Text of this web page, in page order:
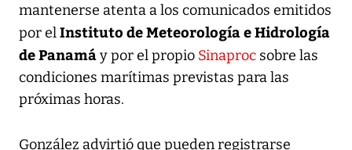
mantenerse atenta a los comunicados emitidos
por elInstituto de Meteorología e Hidrología
de Panamáy por el propio Sinaproc sobre las
condiciones marítimas previstas para las
próximas horas.
González advirtió que pueden registrarse